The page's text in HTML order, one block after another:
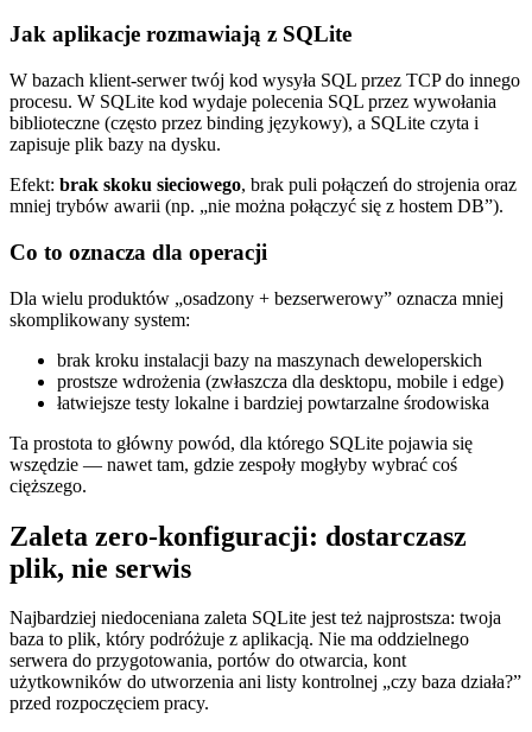
Jak aplikacje rozmawiają z SQLite
W bazach klient‑serwer twój kod wysyła SQL przez TCP do innego
procesu. W SQLite kod wydaje polecenia SQL przez wywołania
biblioteczne (często przez binding językowy), a SQLite czyta i
zapisuje plik bazy na dysku.
Efekt: brak skoku sieciowego, brak puli połączeń do strojenia oraz
mniej trybów awarii (np. „nie można połączyć się z hostem DB”).
Co to oznacza dla operacji
Dla wielu produktów „osadzony + bezserwerowy” oznacza mniej
skomplikowany system:
brak kroku instalacji bazy na maszynach deweloperskich
prostsze wdrożenia (zwłaszcza dla desktopu, mobile i edge)
łatwiejsze testy lokalne i bardziej powtarzalne środowiska
Ta prostota to główny powód, dla którego SQLite pojawia się
wszędzie — nawet tam, gdzie zespoły mogłyby wybrać coś
cięższego.
Zaleta zero‑konfiguracji: dostarczasz
plik, nie serwis
Najbardziej niedoceniana zaleta SQLite jest też najprostsza: twoja
baza to plik, który podróżuje z aplikacją. Nie ma oddzielnego
serwera do przygotowania, portów do otwarcia, kont
użytkowników do utworzenia ani listy kontrolnej „czy baza działa?”
przed rozpoczęciem pracy.